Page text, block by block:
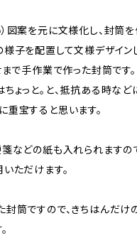
図案を元に文様化し、封筒を
子を配置して文様デザイン
まで手作業で作った封筒です。
ょっと。と、抵抗ある時など
宝すると思います。
などの紙も入れられますの
ただけます。
筒ですので、きちはんだけ